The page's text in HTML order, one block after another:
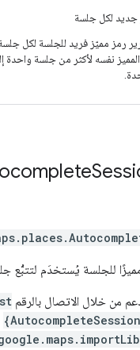
جديد لكل جلسة
رمز مميّز فريد للجلسة لكل
المميز نفسه لأكثر من جلسة
.
للجلسة يُستخدَم لتتبُّع
من خلال الاتصال بالرقم